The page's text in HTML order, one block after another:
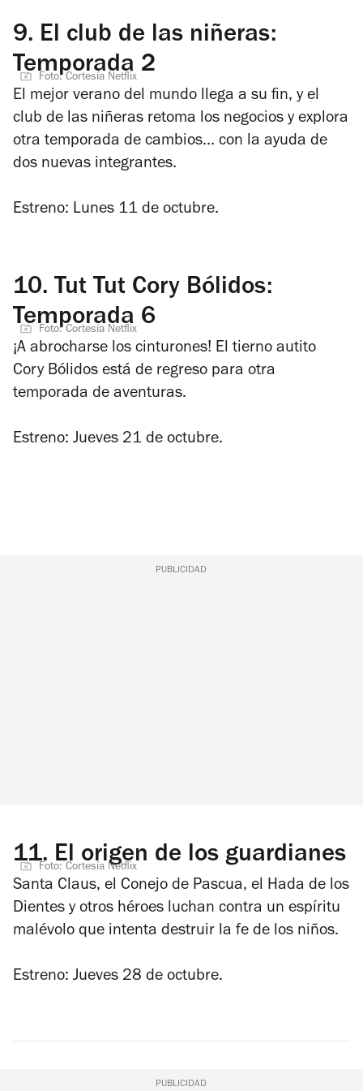
9. El club de las niñeras:
Temporada 2
Foto: Cortesía Netflix
El mejor verano del mundo llega a su fin, y el
club de las niñeras retoma los negocios y explora
otra temporada de cambios... con la ayuda de
dos nuevas integrantes.
Estreno: Lunes 11 de octubre.
10. Tut Tut Cory Bólidos:
Temporada 6
Foto: Cortesía Netflix
¡A abrocharse los cinturones! El tierno autito
Cory Bólidos está de regreso para otra
temporada de aventuras.
Estreno: Jueves 21 de octubre.
PUBLICIDAD
11.El origen de los guardianes
Foto: Cortesía Netflix
Santa Claus, el Conejo de Pascua, el Hada de los
Dientes y otros héroes luchan contra un espíritu
malévolo que intenta destruir la fe de los niños.
Estreno: Jueves 28 de octubre.
PUBLICIDAD